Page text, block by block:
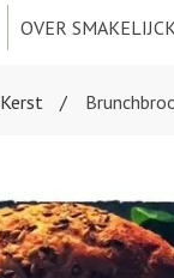
OVER
Kerst